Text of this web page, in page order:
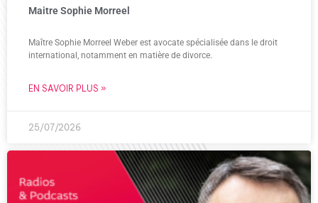
Maitre Sophie Morreel
Maître Sophie Morreel Weber est avocate spécialisée dans le droit
international, notamment en matière de divorce.
EN SAVOIR PLUS »
25/07/2026